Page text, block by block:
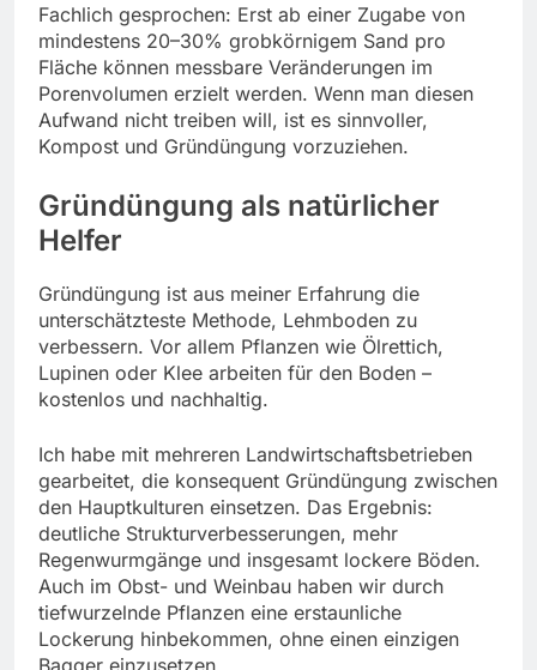
Fachlich gesprochen: Erst ab einer Zugabe von
mindestens 20–30% grobkörnigem Sand pro
Fläche können messbare Veränderungen im
Porenvolumen erzielt werden. Wenn man diesen
Aufwand nicht treiben will, ist es sinnvoller,
Kompost und Gründüngung vorzuziehen.
Gründüngung als natürlicher
Helfer
Gründüngung ist aus meiner Erfahrung die
unterschätzteste Methode, Lehmboden zu
verbessern. Vor allem Pflanzen wie Ölrettich,
Lupinen oder Klee arbeiten für den Boden –
kostenlos und nachhaltig.
Ich habe mit mehreren Landwirtschaftsbetrieben
gearbeitet, die konsequent Gründüngung zwischen
den Hauptkulturen einsetzen. Das Ergebnis:
deutliche Strukturverbesserungen, mehr
Regenwurmgänge und insgesamt lockere Böden.
Auch im Obst- und Weinbau haben wir durch
tiefwurzelnde Pflanzen eine erstaunliche
Lockerung hinbekommen, ohne einen einzigen